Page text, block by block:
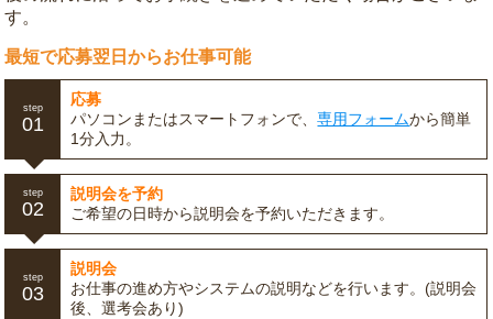
す。
最短で応募翌日からお仕事可能
step
01
応募
パソコンまたはスマートフォンで、専用フォームから簡単
1分入力。
step
02
説明会を予約
ご希望の日時から説明会を予約いただきます。
step
03
説明会
お仕事の進め方やシステムの説明などを行います。(説明会
後、選考会あり)